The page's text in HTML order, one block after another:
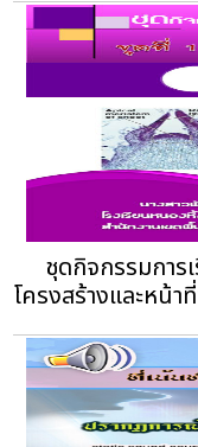
ชุดกิจกรรมการ
โครงสร้างและหน้